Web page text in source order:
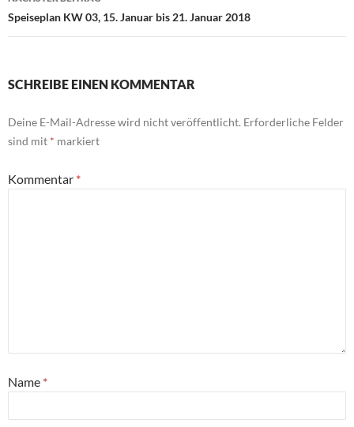
Speiseplan KW 03, 15. Januar bis 21. Januar 2018
SCHREIBE EINEN KOMMENTAR
Deine E-Mail-Adresse wird nicht veröffentlicht. Erforderliche Felder
sind mit * markiert
Kommentar *
Name *